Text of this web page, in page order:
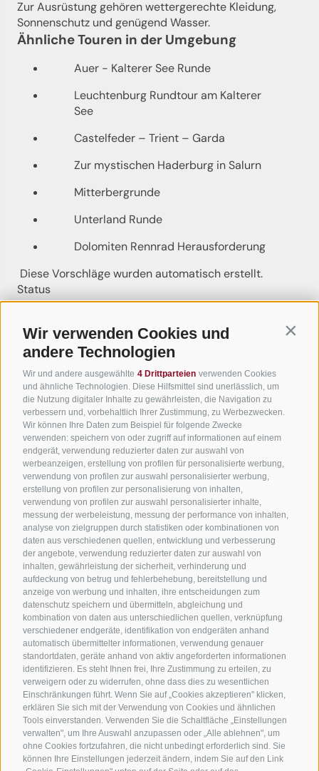
Wir verwenden Cookies und
andere Technologien
Wir und andere ausgewählte 4 Drittparteien verwenden Cookies
und ähnliche Technologien. Diese Hilfsmittel sind unerlässlich, um
die Nutzung digitaler Inhalte zu gewährleisten, die Navigation zu
verbessern und, vorbehaltlich Ihrer Zustimmung, zu Werbezwecken.
Wir können Ihre Daten zum Beispiel für folgende Zwecke
verwenden: speichern von oder zugriff auf informationen auf einem
endgerät, verwendung reduzierter daten zur auswahl von
werbeanzeigen, erstellung von profilen für personalisierte werbung,
verwendung von profilen zur auswahl personalisierter werbung,
erstellung von profilen zur personalisierung von inhalten,
verwendung von profilen zur auswahl personalisierter inhalte,
messung der werbeleistung, messung der performance von inhalten,
analyse von zielgruppen durch statistiken oder kombinationen von
daten aus verschiedenen quellen, entwicklung und verbesserung
der angebote, verwendung reduzierter daten zur auswahl von
inhalten, gewährleistung der sicherheit, verhinderung und
aufdeckung von betrug und fehlerbehebung, bereitstellung und
anzeige von werbung und inhalten, ihre entscheidungen zum
datenschutz speichern und übermitteln, abgleichung und
kombination von daten aus unterschiedlichen quellen, verknüpfung
verschiedener endgeräte, identifikation von endgeräten anhand
automatisch übermittelter informationen, verwendung genauer
standortdaten, geräte anhand von aktiv angeforderten informationen
identifizieren. Es steht Ihnen frei, Ihre Zustimmung zu erteilen, zu
verweigern oder zu widerrufen, ohne dass dies zu wesentlichen
Einschränkungen führt. Wenn Sie auf „Cookies akzeptieren" klicken,
erklären Sie sich mit der Verwendung von Cookies und ähnlichen
Tools einverstanden. Verwenden Sie die Schaltfläche „Einstellungen
verwalten", um Ihre Auswahl anzupassen oder „Alle ablehnen", um
ohne Cookies fortzufahren, die nicht unbedingt erforderlich sind. Sie
können Ihre Einstellungen jederzeit ändern, indem Sie auf den Link
Zur Ausrüstung gehören wettergerechte Kleidung,
Sonnenschutz und genügend Wasser.
Ähnliche Touren in der Umgebung
Auer - Kalterer See Runde
Leuchtenburg Rundtour am Kalterer
See
Castelfeder – Trient – Garda
Zur mystischen Haderburg in Salurn
Mitterbergrunde
Unterland Runde
Dolomiten Rennrad Herausforderung
Diese Vorschläge wurden automatisch erstellt.
Status
Geöffnet
leicht
Gesamtschwierigkeit
leicht
Abgeleitet aus der technischen Schwierigkeit und der
Fitnessanforderung.
Strecke
17,1 km
Dauer
1:16 h
Aufstieg
202 hm
Abstieg
202 hm
Höchster Punkt
247 m
Tiefster Punkt
213 m
eBike Rundtour
Statistiken
Wegpunkte
Flyover-Preview startenFlyover beenden
Inhalte
Bilder einblendenBilder ausblenden